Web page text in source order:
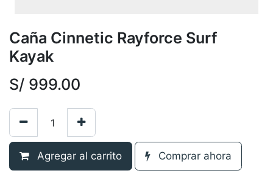
Caña Cinnetic Rayforce Surf
Kayak
S/ 999.00
Agregar al carrito Comprar ahora